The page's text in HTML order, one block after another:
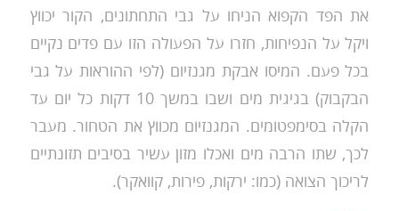
את הפד הקפוא הניחו על גבי התחתונים, הקור יכווץ
ויקל על הנפיחות, חזרו על הפעולה הזו עם פדים נקיים
בכל פעם. המיסו אבקת מגנזיום (לפי ההוראות על גבי
הבקבוק) בגיגית מים ושבו במשך 10 דקות כל יום עד
הקלה בסימפטומים. המגנזיום מכווץ את הטחור. מעבר
לכך, שתו הרבה מים ואכלו מזון עשיר בסיבים תזונתיים
לריכוך הצואה (כמו: ירקות, פירות, קוואקר).